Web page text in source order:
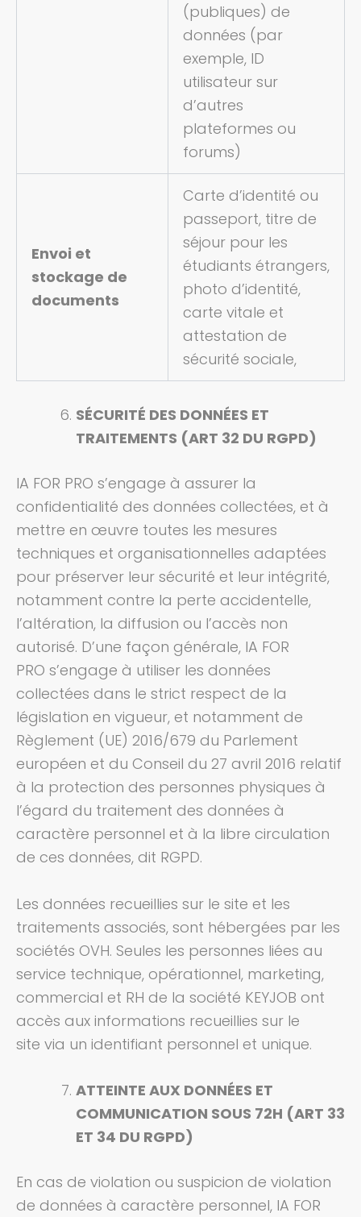
(publiques) de
données (par
exemple, ID
utilisateur sur
d’autres
plateformes ou
forums)
Envoi et
stockage de
documents
Carte d’identité ou
passeport, titre de
séjour pour les
étudiants étrangers,
photo d’identité,
carte vitale et
attestation de
sécurité sociale,
SÉCURITÉ DES DONNÉES ET
TRAITEMENTS (ART 32 DU RGPD)
IA FOR PRO s’engage à assurer la
confidentialité des données collectées, et à
mettre en œuvre toutes les mesures
techniques et organisationnelles adaptées
pour préserver leur sécurité et leur intégrité,
notamment contre la perte accidentelle,
l’altération, la diffusion ou l’accès non
autorisé. D’une façon générale, IA FOR
PRO s’engage à utiliser les données
collectées dans le strict respect de la
législation en vigueur, et notamment de
Règlement (UE) 2016/679 du Parlement
européen et du Conseil du 27 avril 2016 relatif
à la protection des personnes physiques à
l’égard du traitement des données à
caractère personnel et à la libre circulation
de ces données, dit RGPD.
Les données recueillies sur le site et les
traitements associés, sont hébergées par les
sociétés OVH. Seules les personnes liées au
service technique, opérationnel, marketing,
commercial et RH de la société KEYJOB ont
accès aux informations recueillies sur le
site via un identifiant personnel et unique.
ATTEINTE AUX DONNÉES ET
COMMUNICATION SOUS 72H (ART 33
ET 34 DU RGPD)
En cas de violation ou suspicion de violation
de données à caractère personnel, IA FOR